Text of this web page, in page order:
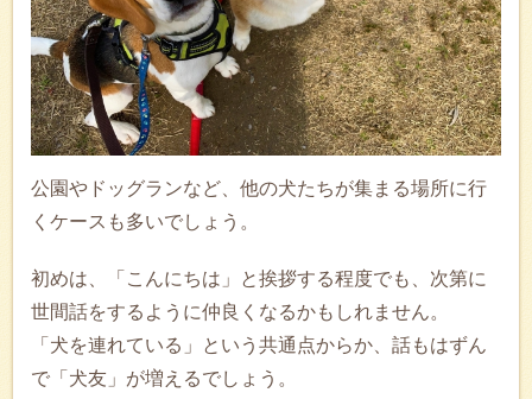
公園やドッグランなど、他の犬たちが集まる場所に行
くケースも多いでしょう。
初めは、「こんにちは」と挨拶する程度でも、次第に
世間話をするように仲良くなるかもしれません。
「犬を連れている」という共通点からか、話もはずん
で「犬友」が増えるでしょう。